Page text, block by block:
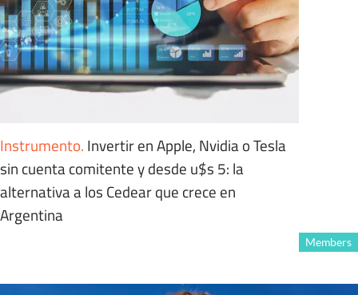
Instrumento. Invertir en Apple, Nvidia o Tesla
sin cuenta comitente y desde u$s 5: la
alternativa a los Cedear que crece en
Argentina
Members